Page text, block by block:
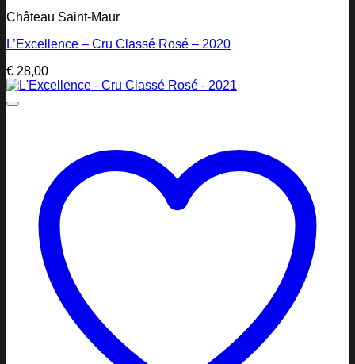
Château Saint-Maur
L’Excellence – Cru Classé Rosé – 2020
€ 28,00